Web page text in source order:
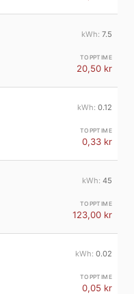
7.5
20,50 kr
0.12
0,33 kr
45
123,00 kr
0.02
0,05 kr